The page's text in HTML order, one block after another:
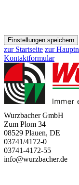
Einstellungen speichern
zur Startseite zur
Kontaktformular
Wurzbacher GmbH
Zum Plom 34
08529 Plauen, DE
03741/4172-0
03741-4172-55
info@wurzbacher.de